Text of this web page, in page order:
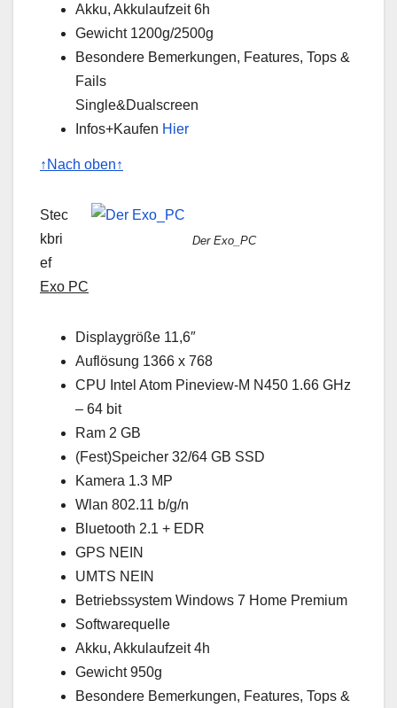
Akku, Akkulaufzeit 6h
Gewicht 1200g/2500g
Besondere Bemerkungen, Features, Tops &
Fails
Single&Dualscreen
Infos+Kaufen Hier
↑Nach oben↑
Der Exo_PC
Stec
kbri
ef
Exo PC
Displaygröße 11,6″
Auflösung 1366 x 768
CPU Intel Atom Pineview-M N450 1.66 GHz
– 64 bit
Ram 2 GB
(Fest)Speicher 32/64 GB SSD
Kamera 1.3 MP
Wlan 802.11 b/g/n
Bluetooth 2.1 + EDR
GPS NEIN
UMTS NEIN
Betriebssystem Windows 7 Home Premium
Softwarequelle
Akku, Akkulaufzeit 4h
Gewicht 950g
Besondere Bemerkungen, Features, Tops &